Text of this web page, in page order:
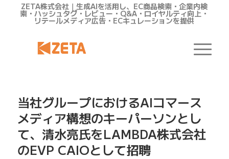
ZETA株式会社｜生成AIを活用し、EC商品検索・企業内検
索・ハッシュタグ・レビュー・Q&A・ロイヤルティ向上・
リテールメディア広告・ECキュレーションを提供
当社グループにおけるAIコマース
メディア構想のキーパーソンとし
て、清水亮氏をLAMBDA株式会社
のEVP CAIOとして招聘